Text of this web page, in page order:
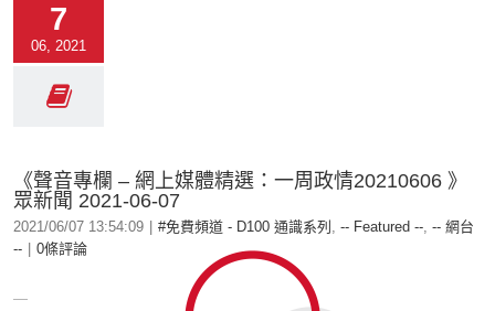
7
06, 2021
《聲音專欄 – 網上媒體精選：一周政情20210606 》
眾新聞 2021-06-07
2021/06/07 13:54:09 #免費頻道 - D100 通識系列 , -- Featured --, -- 網台
--
0條評論